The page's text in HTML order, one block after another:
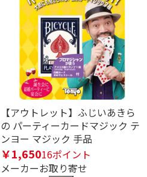
【アウトレット】ふじいあきら
の パーティーカードマジック テ
ンヨー マジック 手品
￥1,65016ポイント
メーカーお取り寄せ